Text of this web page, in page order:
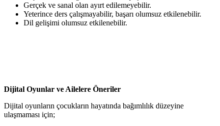
Gerçek ve sanal olan ayırt edilemeyebilir.
Yeterince ders çalışmayabilir, başarı olumsuz etkilenebilir.
Dil gelişimi olumsuz etkilenebilir.
Dijital Oyunlar ve Ailelere Öneriler
Dijital oyunların çocukların hayatında bağımlılık düzeyine
ulaşmaması için;